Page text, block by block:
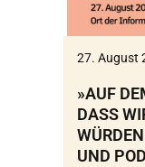
27. August
»AUF
DASS
UND